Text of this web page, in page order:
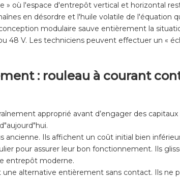
où l'espace d'entrepôt vertical et horizontal
en désordre et l'huile volatile de l'équation
modulaire sauve entièrement la
48 V. Les techniciens peuvent effectuer un «
: rouleau à courant
approprié avant d’engager des
ancienne. Ils affichent un coût initial bien
pour assurer leur bon fonctionnement. Ils
entrepôt moderne.
alternative entièrement sans contact. Ils ne